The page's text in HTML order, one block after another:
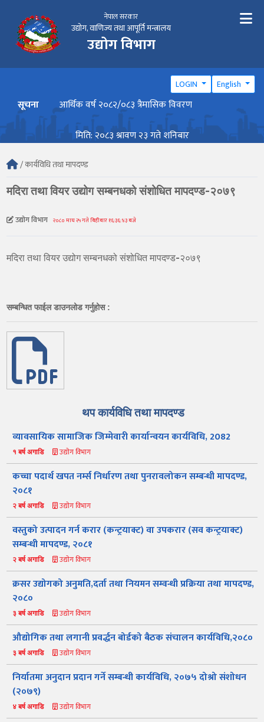
नेपाल सरकार
उद्योग, वाणिज्य तथा आपूर्ति मन्त्रालय
उद्योग विभाग
LOGIN English
सूचना आर्थिक वर्ष २०८२/०८३ त्रैमासिक विवरण
मिति: २०८३ श्रावण २३ गते शनिबार
/ कार्यविधि तथा मापदण्ड
मदिरा तथा वियर उद्योग सम्बनधको संशोधित मापदण्ड-२०७९
उद्योग विभाग २०८० माघ २५ गते बिहीबार १६:३६:४३ बजे
मदिरा तथा वियर उद्योग सम्बनधको संशोधित मापदण्ड-२०७९
सम्बन्धित फाईल डाउनलोड गर्नुहोस :
थप कार्यविधि तथा मापदण्ड
व्यावसायिक सामाजिक जिम्मेवारी कार्यान्वयन कार्यविधि, 2082
१ बर्ष अगाडि उद्योग विभाग
कच्चा पदार्थ खपत नर्म्स निर्धारण तथा पुनरावलोकन सम्बन्धी मापदण्ड,
२०८१
२ बर्ष अगाडि उद्योग विभाग
‍वस्तुको उत्पादन गर्न करार (कन्ट्रयाक्ट) वा उपकरार (सव कन्ट्रयाक्ट)
सम्बन्धी मापदण्ड, २०८१
२ बर्ष अगाडि उद्योग विभाग
क्रसर उद्योगको अनुमति,दर्ता तथा नियमन सम्वन्धी प्रक्रिया तथा मापदण्ड,
२०८०
३ बर्ष अगाडि उद्योग विभाग
औद्योगिक तथा लगानी प्रवर्द्धन बोर्डको बैठक संचालन कार्यविधि,२०८०
३ बर्ष अगाडि उद्योग विभाग
निर्यातमा अनुदान प्रदान गर्ने सम्बन्धी कार्यविधि, २०७५ दोश्रो संशोधन
(२०७९)
४ बर्ष अगाडि उद्योग विभाग